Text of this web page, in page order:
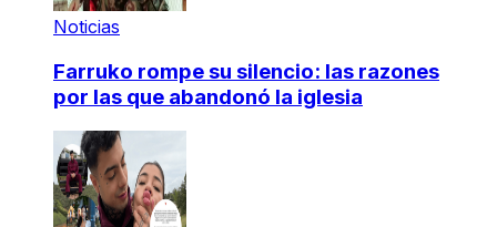
Noticias
Farruko rompe su silencio: las razones
por las que abandonó la iglesia